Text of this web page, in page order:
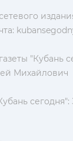
"Кубань
Михайлович